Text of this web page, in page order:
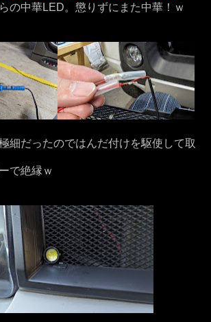
の中華LED。懲りずにまた中華！ｗ
細だったのではんだ付けを駆使して取
で絶縁ｗ